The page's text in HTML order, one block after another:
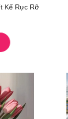
Kế Rực Rỡ